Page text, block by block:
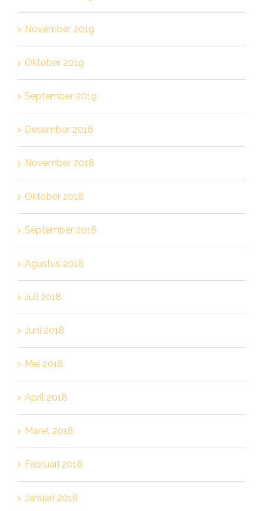
November 2019
Oktober 2019
September 2019
Desember 2018
November 2018
Oktober 2018
September 2018
Agustus 2018
Juli 2018
Juni 2018
Mei 2018
April 2018
Maret 2018
Februari 2018
Januari 2018